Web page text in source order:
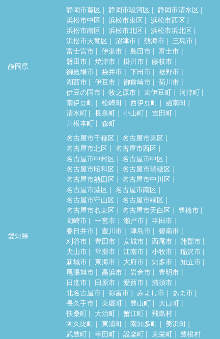
静岡県
静岡市葵区 静岡市駿河区
静岡市清水区
浜松市中区
浜松市東区
浜松市西区
浜松市南区
浜松市北区
浜松市浜北区
浜松市天竜区
沼津市 熱海市
三島市
富士宮市
伊東市 島田市
富士市
磐田市
焼津市 掛川市
藤枝市
御殿場市
袋井市 下田市
裾野市
湖西市
伊豆市 御前崎市
菊川市
伊豆の国市
牧之原市 東伊豆町
河津町
南伊豆町
松崎町 西伊豆町
函南町
清水町
長泉町 小山町
吉田町
川根本町
森町
愛知県
名古屋市千種区
名古屋市東区
名古屋市北区
名古屋市西区
名古屋市中村区
名古屋市中区
名古屋市昭和区
名古屋市瑞穂区
名古屋市熱田区
名古屋市中川区
名古屋市港区
名古屋市南区
名古屋市守山区
名古屋市緑区
名古屋市名東区
名古屋市天白区
豊橋市
岡崎市
一宮市 瀬戸市
半田市
春日井市
豊川市 津島市
碧南市
刈谷市
豊田市 安城市 西尾市
蒲郡市
犬山市
常滑市 江南市 小牧市
稲沢市
新城市
東海市 大府市 知多市
知立市
尾張旭市
高浜市 岩倉市
豊明市
日進市
田原市 愛西市
清須市
北名古屋市
弥富市 みよし市
あま市
長久手市
東郷町 豊山町
大口町
扶桑町
大治町 蟹江町
飛島村
阿久比町
東浦町 南知多町
美浜町
武豊町
幸田町 設楽町 東栄町 豊根村